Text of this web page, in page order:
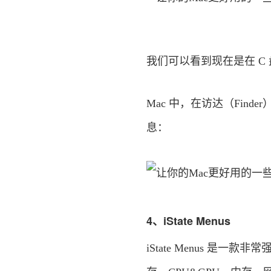
我们可以看到现在是在 C
Mac 中，在访达（Finder
息：
4、iState Menus
iState Menus 是一款非常